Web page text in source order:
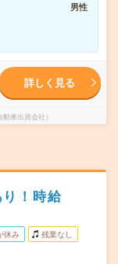
男性
詳しく見る
車出資会社）
り！時給
休み 残業なし